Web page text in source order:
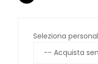
Seleziona